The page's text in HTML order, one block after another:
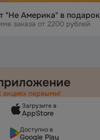
"Не Америка" в подарок
заказа от 2200 рублей
акциях первыми!
Загрузите в
AppStore
Доступно в
Google Play